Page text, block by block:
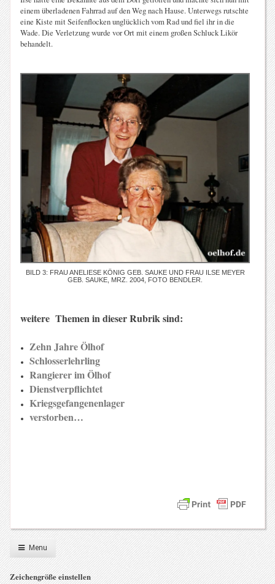
einem überladenen Fahrrad auf den Weg nach Hause. Unterwegs rutschte
eine Kiste mit Seifenflocken unglücklich vom Rad und fiel ihr in die
Wade. Die Verletzung wurde vor Ort mit einem großen Schluck Likör
behandelt.
BILD 3: FRAU ANELIESE KÖNIG GEB. SAUKE UND FRAU ILSE MEYER
GEB. SAUKE, MRZ. 2004, FOTO BENDLER.
weitere Themen in dieser Rubrik sind:
Zehn Jahre Ölhof
Schlosserlehrling
Rangierer im Ölhof
Dienstverpflichtet
Kriegsgefangenenlager
verstorben…
Menu
Zeichengröße einstellen